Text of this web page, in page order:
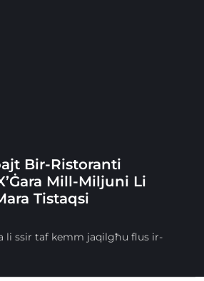
Bir-Ristoranti
Mill-Miljuni Li
Tistaqsi
li ssir taf kemm jaqilgħu flus ir-